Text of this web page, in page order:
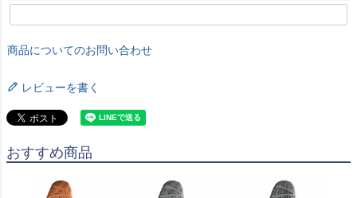
商品についてのお問い合わせ
レビューを書く
おすすめ商品